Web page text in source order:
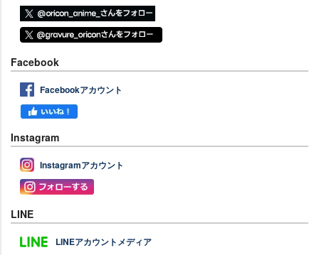
Facebook
Facebookアカウント
Instagram
Instagramアカウント
LINE
LINEアカウントメディア